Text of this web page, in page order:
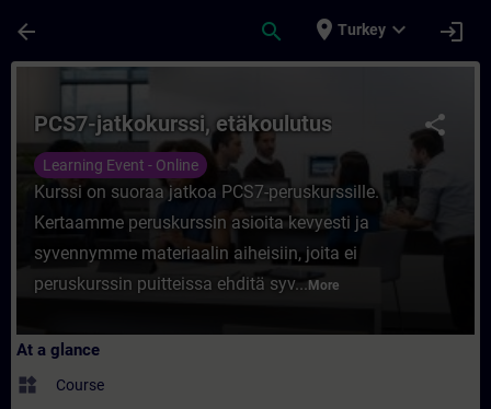
arrow_back search place Turkey expand_more login
Course - PCS7-jatkokurssi, etäkoulutus
share
PCS7-jatkokurssi, etäkoulutus
Learning Event - Online
Kurssi on suoraa jatkoa PCS7-peruskurssille.
Kertaamme peruskurssin asioita kevyesti ja
syvennymme materiaalin aiheisiin, joita ei
peruskurssin puitteissa ehditä syv... More
At a glance
widgets Course